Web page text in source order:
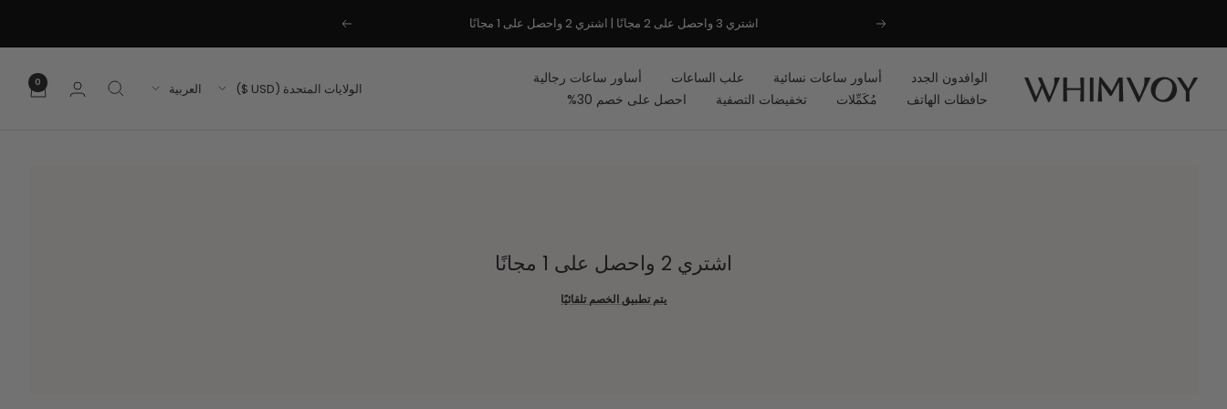
السابق اشتري 3 واحصل على 2 مجانًا | اشتري 2 واحصل على 1 مجانًا التالي
الوافدون الجدد أساور ساعات نسائية علب الساعات
أساور ساعات رجالية
حافظات الهاتف
مُكَمِّلات تخفيضات التصفية احصل على خصم 30%
Whimvoy بلد
الولايات المتحدة (USD $) اللغة
العربية 0
اشتري 2 واحصل على 1 مجانًا
يتم تطبيق الخصم تلقائيًا